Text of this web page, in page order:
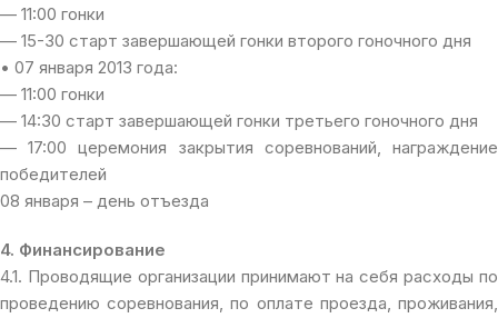
— 11:00 гонки
— 15-30 старт завершающей гонки второго гоночного дня
• 07 января 2013 года:
— 11:00 гонки
— 14:30 старт завершающей гонки третьего гоночного дня
— 17:00 церемония закрытия соревнований, награждение
победителей
08 января – день отъезда
4. Финансирование
4.1. Проводящие организации принимают на себя расходы по
проведению соревнования, по оплате проезда, проживания,